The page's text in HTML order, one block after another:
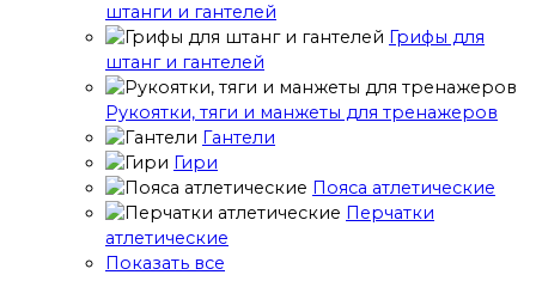
штанги и гантелей
Грифы для
штанг и гантелей
Рукоятки, тяги и манжеты для тренажеров
Гантели
Гири
Пояса атлетические
Перчатки
атлетические
Показать все